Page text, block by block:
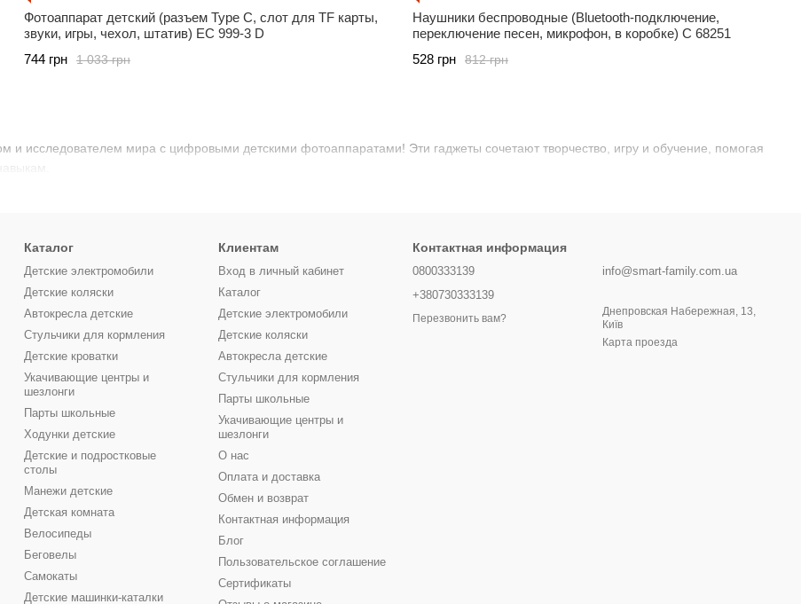
и исследователем мира с цифровыми детскими фотоаппаратами! Эти гаджеты сочетают творчество, игру и обучение, помогая
Фотоаппарат детский (разъем Type C, слот для TF карты,
звуки, игры, чехол, штатив) EC 999-3 D
1 033 грн
744 грн
Наушники беспроводные (Bluetooth-подключение,
переключение песен, микрофон, в коробке) C 68251
812 грн
528 грн
Каталог
Детские электромобили
Детские коляски
Автокресла детские
Стульчики для кормления
Детские кроватки
Укачивающие центры и
шезлонги
Парты школьные
Ходунки детские
Детские и подростковые
столы
Манежи детские
Детская комната
Велосипеды
Беговелы
Самокаты
Детские машинки-каталки
Клиентам
Вход в личный кабинет
Каталог
Детские электромобили
Детские коляски
Автокресла детские
Стульчики для кормления
Парты школьные
Укачивающие центры и
шезлонги
О нас
Оплата и доставка
Обмен и возврат
Контактная информация
Блог
Пользовательское соглашение
Сертификаты
Контактная информация
0800333139
+380730333139
Перезвонить вам?
info@smart-family.com.ua
Днепровская Набережная, 13,
Київ
Карта проезда